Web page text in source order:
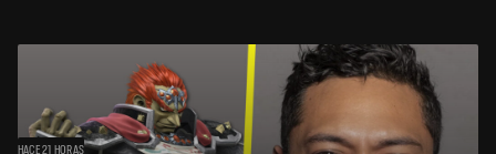
HACE 21 HORAS